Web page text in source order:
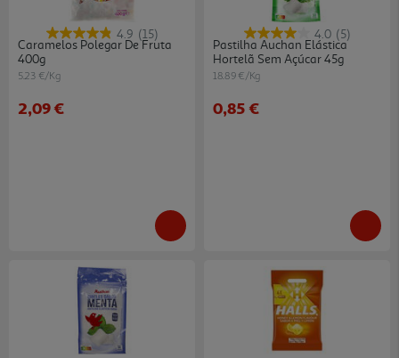
4.9 (15)
Caramelos Polegar De Fruta
400g
5.23 €/Kg
2,09 €
4.0 (5)
Pastilha Auchan Elástica
Hortelã Sem Açúcar 45g
18.89 €/Kg
0,85 €